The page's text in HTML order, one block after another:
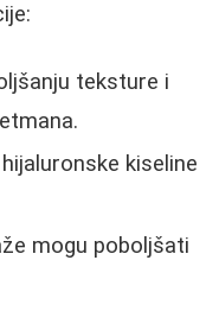
teksture i
kiseline
mogu poboljšati